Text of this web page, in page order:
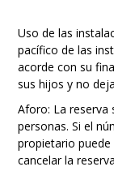
Uso de las
pacífico de las
acorde con su
sus hijos y no
Aforo: La reserva
personas. Si el
propietario puede
cancelar la